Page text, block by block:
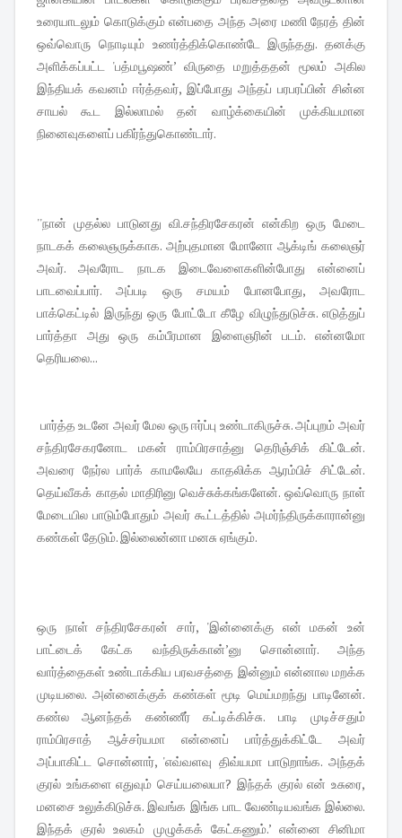
உரையாடலும் கொடுக்கும் என்பதை அந்த அரை மணி நேரத் தின்
ஒவ்வொரு நொடியும் உணர்த்திக்கொண்டே இருந்தது. தனக்கு
அளிக்கப்பட்ட 'பத்மபூஷண்’ விருதை மறுத்ததன் மூலம் அகில
இந்தியக் கவனம் ஈர்த்தவர், இப்போது அந்தப் பரபரப்பின் சின்ன
சாயல் கூட இல்லாமல் தன் வாழ்க்கையின் முக்கியமான
நினைவுகளைப் பகிர்ந்துகொண்டார்.
''நான் முதல்ல பாடுனது வி.சந்திரசேகரன் என்கிற ஒரு மேடை
நாடகக் கலைஞருக்காக. அற்புதமான மோனோ ஆக்டிங் கலைஞர்
அவர். அவரோட நாடக இடைவேளைகளின்போது என்னைப்
பாடவைப்பார். அப்படி ஒரு சமயம் போனபோது, அவரோட
பாக்கெட்டில் இருந்து ஒரு போட்டோ கீழே விழுந்துடுச்சு. எடுத்துப்
பார்த்தா அது ஒரு கம்பீரமான இளைஞரின் படம். என்னமோ
தெரியலை...
பார்த்த உடனே அவர் மேல ஒரு ஈர்ப்பு உண்டாகிருச்சு. அப்புறம் அவர்
சந்திரசேகரனோட மகன் ராம்பிரசாத்னு தெரிஞ்சிக் கிட்டேன்.
அவரை நேர்ல பார்க் காமலேயே காதலிக்க ஆரம்பிச் சிட்டேன்.
தெய்வீகக் காதல் மாதிரினு வெச்சுக்கங்களேன். ஒவ்வொரு நாள்
மேடையில பாடும்போதும் அவர் கூட்டத்தில் அமர்ந்திருக்காரான்னு
கண்கள் தேடும். இல்லைன்னா மனசு ஏங்கும்.
ஒரு நாள் சந்திரசேகரன் சார், 'இன்னைக்கு என் மகன் உன்
பாட்டைக் கேட்க வந்திருக்கான்’னு சொன்னார். அந்த
வார்த்தைகள் உண்டாக்கிய பரவசத்தை இன்னும் என்னால மறக்க
முடியலை. அன்னைக்குக் கண்கள் மூடி மெய்மறந்து பாடினேன்.
கண்ல ஆனந்தக் கண்ணீர் கட்டிக்கிச்சு. பாடி முடிச்சதும்
ராம்பிரசாத் ஆச்சர்யமா என்னைப் பார்த்துக்கிட்டே அவர்
அப்பாகிட்ட சொன்னார், 'எவ்வளவு திவ்யமா பாடுறாங்க. அந்தக்
குரல் உங்களை எதுவும் செய்யலையா? இந்தக் குரல் என் உசுரை,
மனசை உலுக்கிடுச்சு. இவங்க இங்க பாட வேண்டியவங்க இல்லை.
இந்தக் குரல் உலகம் முழுக்கக் கேட்கணும்.’ என்னை சினிமா